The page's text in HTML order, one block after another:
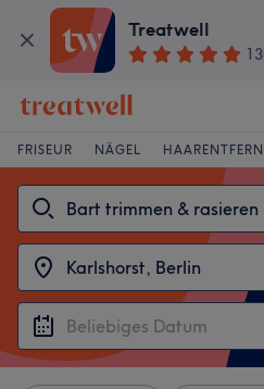
Treatwell
FRISEUR NÄGEL